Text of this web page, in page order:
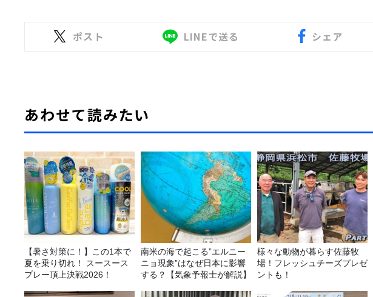
ポスト LINEで送る シェア
あわせて読みたい
【暑さ対策に！】この1本で
夏を乗り切れ！ スースース
プレー頂上決戦2026！
南米の海で起こる”エルニー
ニョ現象”はなぜ日本に影響
する？【気象予報士が解説】
様々な動物が暮らす佐藤牧
場！フレッシュチーズプレゼ
ントも！